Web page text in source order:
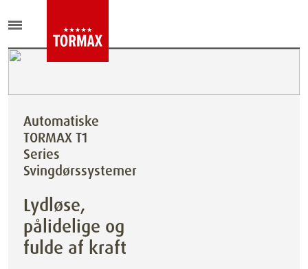
Automatiske
TORMAX T1
Series
Svingdørssystemer
Lydløse,
pålidelige og
fulde af kraft